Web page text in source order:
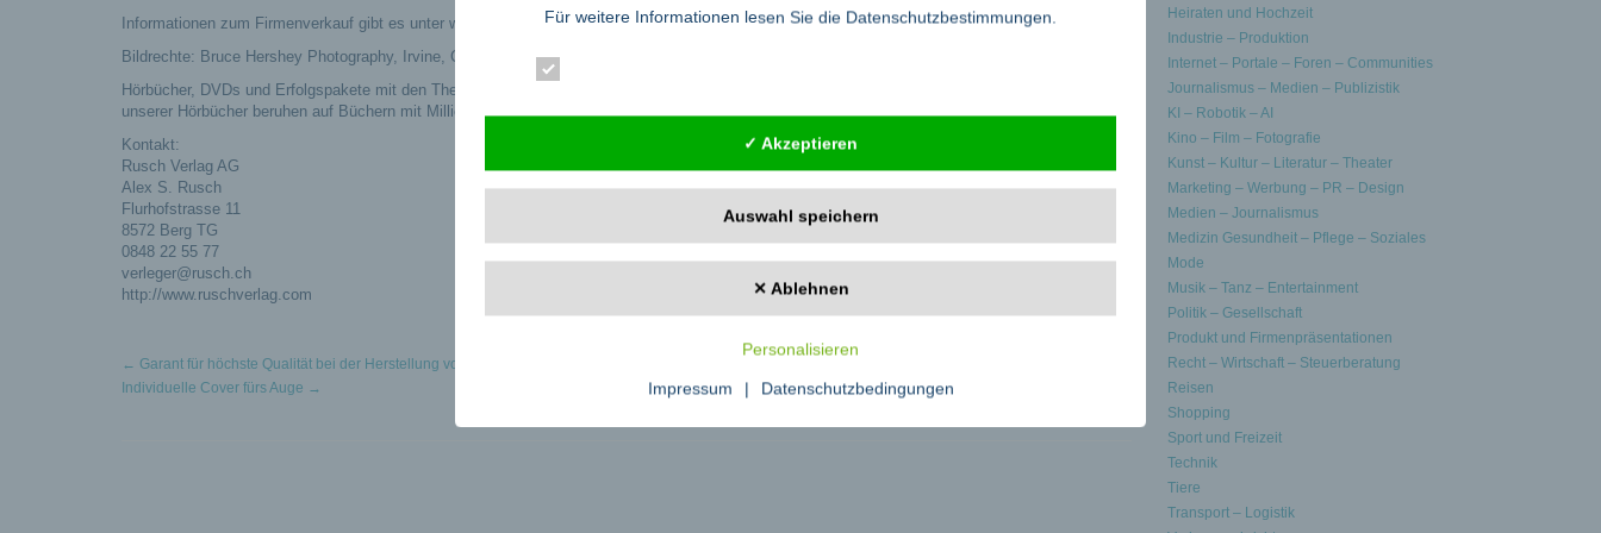
Informationen zum Firmenverkauf gibt es unter www.rusch.ch/firmenverkauf.
Bildrechte: Bruce Hershey Photography, Irvine, CA
Hörbücher, DVDs und Erfolgspakete mit den Themenschwerpunkten Management, Verkauf, Marketing, Erfolgsstrategien und Lebenserfolg. 24
unserer Hörbücher beruhen auf Büchern mit Millionenauflagen.
Kontakt:
Rusch Verlag AG
Alex S. Rusch
Flurhofstrasse 11
8572 Berg TG
0848 22 55 77
verleger@rusch.ch
http://www.ruschverlag.com
← Garant für höchste Qualität bei der Herstellung von sicherheitsrelevanten Bauteilen
Individuelle Cover fürs Auge →
Heiraten und Hochzeit
Industrie – Produktion
Internet – Portale – Foren – Communities
Journalismus – Medien – Publizistik
KI – Robotik – AI
Kino – Film – Fotografie
Kunst – Kultur – Literatur – Theater
Marketing – Werbung – PR – Design
Medien – Journalismus
Medizin Gesundheit – Pflege – Soziales
Mode
Musik – Tanz – Entertainment
Politik – Gesellschaft
Produkt und Firmenpräsentationen
Recht – Wirtschaft – Steuerberatung
Reisen
Shopping
Sport und Freizeit
Technik
Tiere
Transport – Logistik
Für weitere Informationen lesen Sie die Datenschutzbestimmungen
✓ Akzeptieren
Auswahl speichern
✕ Ablehnen
Personalisieren
Impressum | Datenschutzbedingungen